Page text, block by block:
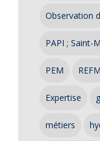
Observation
PAPI ; Saint-
PEM
Expertise
métiers